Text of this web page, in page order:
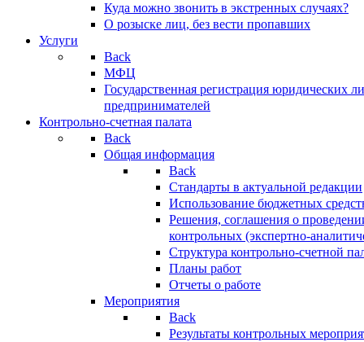
Куда можно звонить в экстренных случаях?
О розыске лиц, без вести пропавших
Услуги
Back
МФЦ
Государственная регистрация юридических
предпринимателей
Контрольно-счетная палата
Back
Общая информация
Back
Стандарты в актуальной редакции
Использование бюджетных
Решения, соглашения о
контрольных (экспертно-
Структура контрольно-счетной
Планы работ
Отчеты о работе
Мероприятия
Back
Результаты контрольных